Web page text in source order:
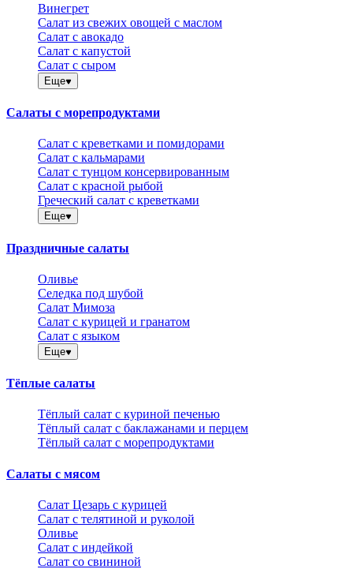
Винегрет
Салат из свежих овощей с маслом
Салат с авокадо
Салат с капустой
Салат с сыром
Еще
Салаты с морепродуктами
Салат с креветками и помидорами
Салат с кальмарами
Салат с тунцом консервированным
Салат с красной рыбой
Греческий салат с креветками
Еще
Праздничные салаты
Оливье
Селедка под шубой
Салат Мимоза
Салат с курицей и гранатом
Салат с языком
Еще
Тёплые салаты
Тёплый салат с куриной печенью
Тёплый салат с баклажанами и перцем
Тёплый салат с морепродуктами
Салаты с мясом
Салат Цезарь с курицей
Салат с телятиной и руколой
Оливье
Салат с индейкой
Салат со свининой